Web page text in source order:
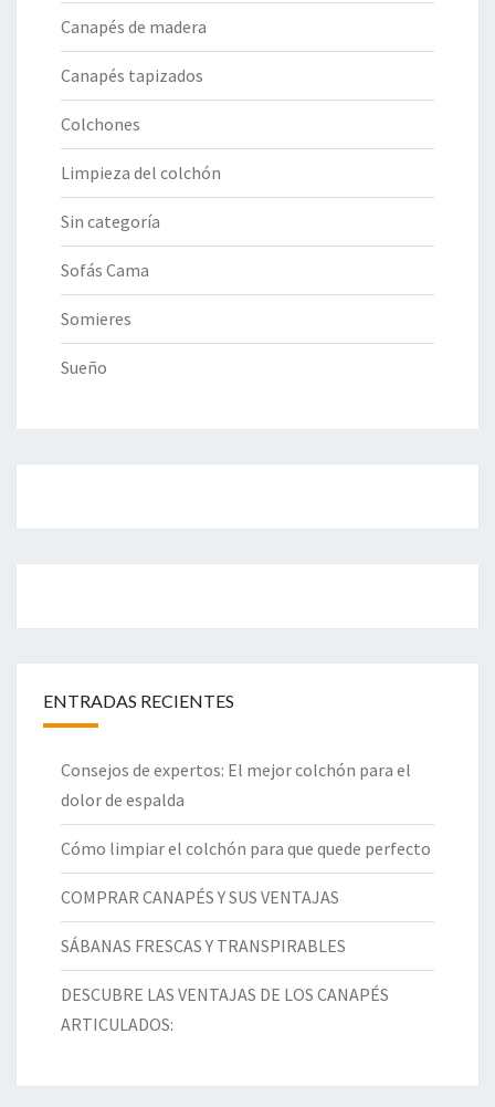
Canapés de madera
Canapés tapizados
Colchones
Limpieza del colchón
Sin categoría
Sofás Cama
Somieres
Sueño
ENTRADAS RECIENTES
Consejos de expertos: El mejor colchón para el
dolor de espalda
Cómo limpiar el colchón para que quede perfecto
COMPRAR CANAPÉS Y SUS VENTAJAS
SÁBANAS FRESCAS Y TRANSPIRABLES
DESCUBRE LAS VENTAJAS DE LOS CANAPÉS
ARTICULADOS: